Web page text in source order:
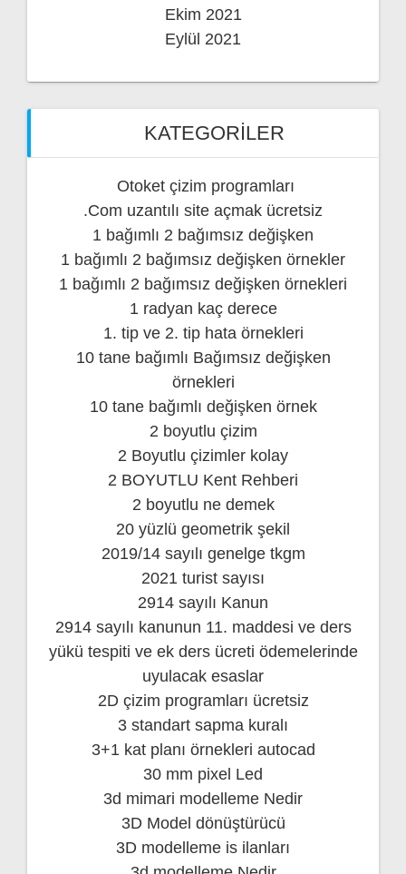
Ekim 2021
Eylül 2021
KATEGORILER
Otoket çizim programları
.Com uzantılı site açmak ücretsiz
1 bağımlı 2 bağımsız değişken
1 bağımlı 2 bağımsız değişken örnekler
1 bağımlı 2 bağımsız değişken örnekleri
1 radyan kaç derece
1. tip ve 2. tip hata örnekleri
10 tane bağımlı Bağımsız değişken
örnekleri
10 tane bağımlı değişken örnek
2 boyutlu çizim
2 Boyutlu çizimler kolay
2 BOYUTLU Kent Rehberi
2 boyutlu ne demek
20 yüzlü geometrik şekil
2019/14 sayılı genelge tkgm
2021 turist sayısı
2914 sayılı Kanun
2914 sayılı kanunun 11. maddesi ve ders
yükü tespiti ve ek ders ücreti ödemelerinde
uyulacak esaslar
2D çizim programları ücretsiz
3 standart sapma kuralı
3+1 kat planı örnekleri autocad
30 mm pixel Led
3d mimari modelleme Nedir
3D Model dönüştürücü
3D modelleme is ilanları